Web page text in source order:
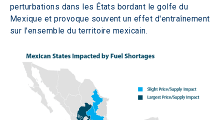
perturbations dans les États bordant le golfe du
Mexique et provoque souvent un effet d'entraînement
sur l'ensemble du territoire mexicain.